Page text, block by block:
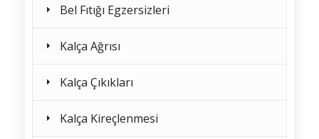
Bel Fıtığı Egzersizleri
Kalça Ağrısı
Kalça Çıkıkları
Kalça Kireçlenmesi